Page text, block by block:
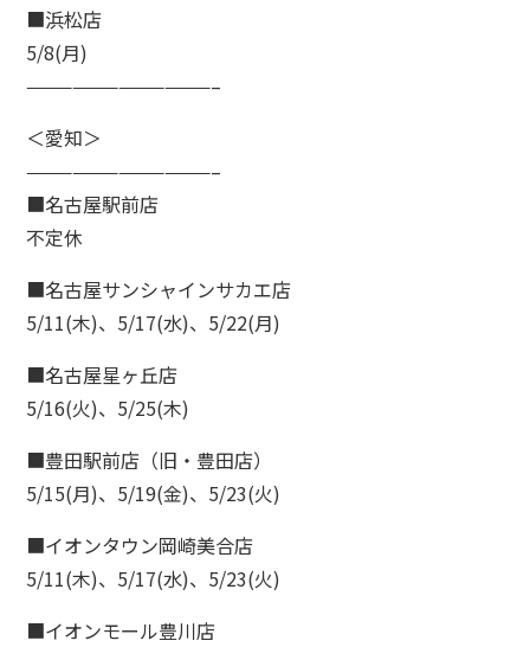
ペーン
一覧
る質問
まの声
■浜松店
5/8(月)
————————————–
＜愛知＞
————————————–
■名古屋駅前店
不定休
■名古屋サンシャインサカエ店
5/11(木)、5/17(水)、5/22(月)
■名古屋星ヶ丘店
5/16(火)、5/25(木)
■豊田駅前店（旧・豊田店）
5/15(月)、5/19(金)、5/23(火)
■イオンタウン岡崎美合店
5/11(木)、5/17(水)、5/23(火)
■イオンモール豊川店